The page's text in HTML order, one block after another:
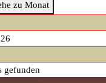
zu Monat
gefunden